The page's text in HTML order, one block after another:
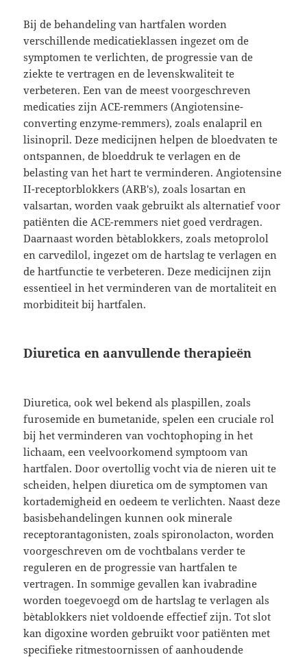
Bij de behandeling van hartfalen worden
verschillende medicatieklassen ingezet om de
symptomen te verlichten, de progressie van de
ziekte te vertragen en de levenskwaliteit te
verbeteren. Een van de meest voorgeschreven
medicaties zijn ACE-remmers (Angiotensine-
converting enzyme-remmers), zoals enalapril en
lisinopril. Deze medicijnen helpen de bloedvaten te
ontspannen, de bloeddruk te verlagen en de
belasting van het hart te verminderen. Angiotensine
II-receptorblokkers (ARB's), zoals losartan en
valsartan, worden vaak gebruikt als alternatief voor
patiënten die ACE-remmers niet goed verdragen.
Daarnaast worden bètablokkers, zoals metoprolol
en carvedilol, ingezet om de hartslag te verlagen en
de hartfunctie te verbeteren. Deze medicijnen zijn
essentieel in het verminderen van de mortaliteit en
morbiditeit bij hartfalen.
Diuretica en aanvullende therapieën
Diuretica, ook wel bekend als plaspillen, zoals
furosemide en bumetanide, spelen een cruciale rol
bij het verminderen van vochtophoping in het
lichaam, een veelvoorkomend symptoom van
hartfalen. Door overtollig vocht via de nieren uit te
scheiden, helpen diuretica om de symptomen van
kortademigheid en oedeem te verlichten. Naast deze
basisbehandelingen kunnen ook minerale
receptorantagonisten, zoals spironolacton, worden
voorgeschreven om de vochtbalans verder te
reguleren en de progressie van hartfalen te
vertragen. In sommige gevallen kan ivabradine
worden toegevoegd om de hartslag te verlagen als
bètablokkers niet voldoende effectief zijn. Tot slot
kan digoxine worden gebruikt voor patiënten met
specifieke ritmestoornissen of aanhoudende